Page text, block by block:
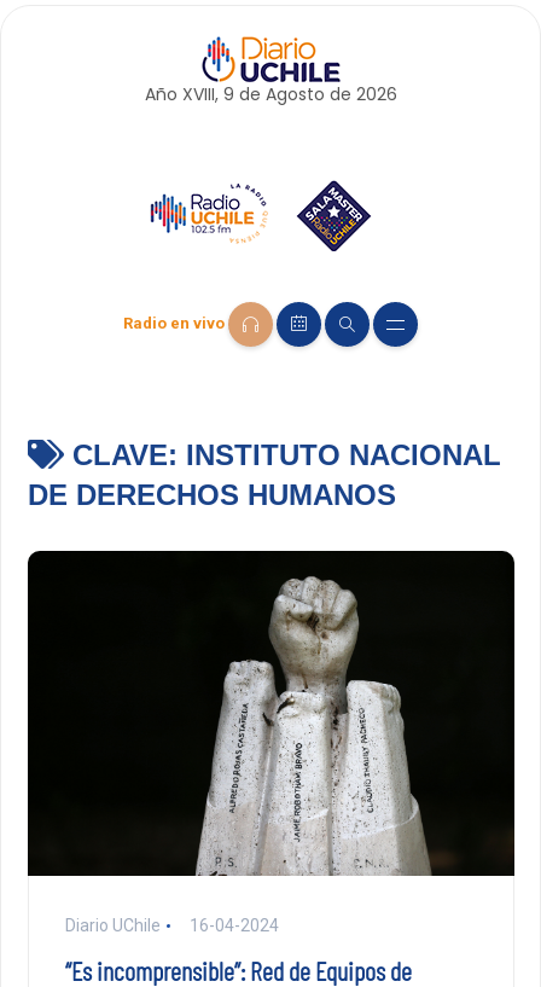
Año XVIII, 9 de Agosto de 2026
Radio en vivo
CLAVE: INSTITUTO NACIONAL
DE DERECHOS HUMANOS
Diario UChile 16-04-2024
“Es incomprensible”: Red de Equipos de